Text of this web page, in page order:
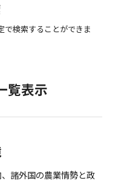
で検索することができま
覧表示
諸外国の農業情勢と政